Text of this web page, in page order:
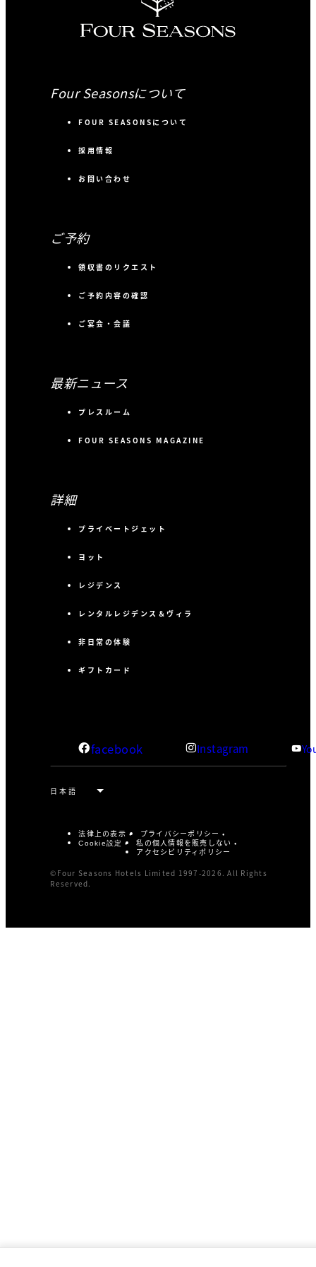
Four Seasonsについて
FOUR SEASONSについて
採用情報
お問い合わせ
ご予約
領収書のリクエスト
ご予約内容の確認
ご宴会・会議
最新ニュース
プレスルーム
FOUR SEASONS MAGAZINE
詳細
プライベートジェット
ヨット
レジデンス
レンタルレジデンス＆ヴィラ
非日常の体験
ギフトカード
facebook Instagram
法律上の表示 プライバシーポリシー
Cookie設定
私の個人情報を販売しない
アクセシビリティポリシー
©Four Seasons Hotels Limited 1997-2026. All Rights
Reserved.